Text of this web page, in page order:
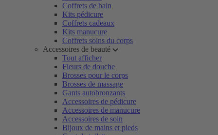
Coffrets de bain
Kits pédicure
Coffrets cadeaux
Kits manucure
Coffrets soins du corps
Accessoires de beauté
Tout afficher
Fleurs de douche
Brosses pour le corps
Brosses de massage
Gants autobronzants
Accessoires de pédicure
Accessoires de manucure
Accessoires de soin
Bijoux de mains et pieds